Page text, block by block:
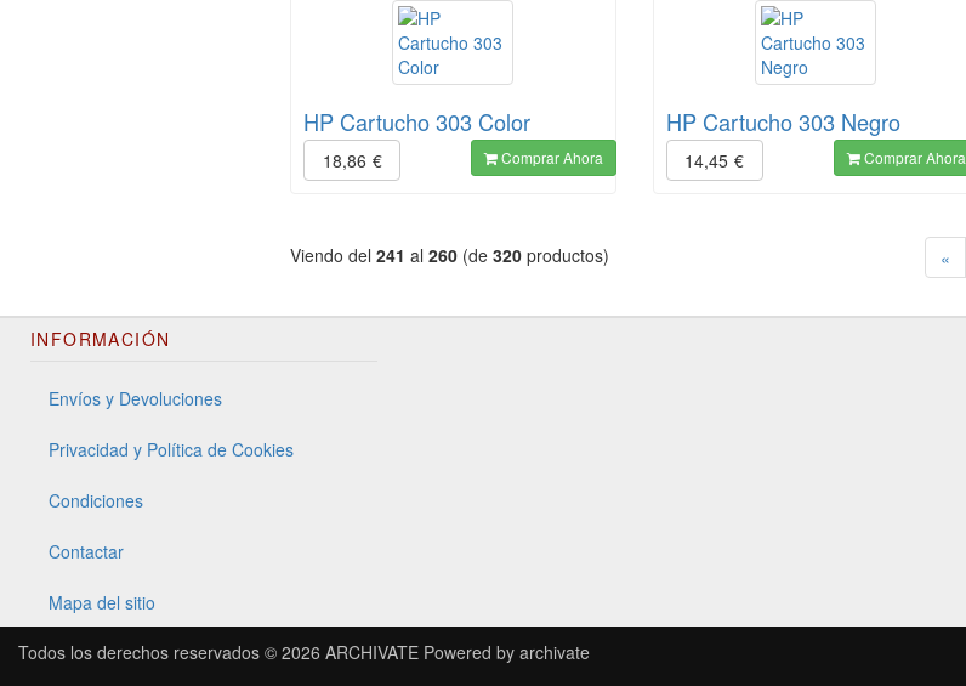
HP Cartucho 303 Color
18,86 € Comprar Ahora
HP Cartucho 303 Negro
14,45 € Comprar Ahora
Viendo del 241 al 260 (de 320 productos) «
INFORMACIÓN
Envíos y Devoluciones
Privacidad y Política de Cookies
Condiciones
Contactar
Mapa del sitio
Todos los derechos reservados © 2026 ARCHIVATE Powered by archivate